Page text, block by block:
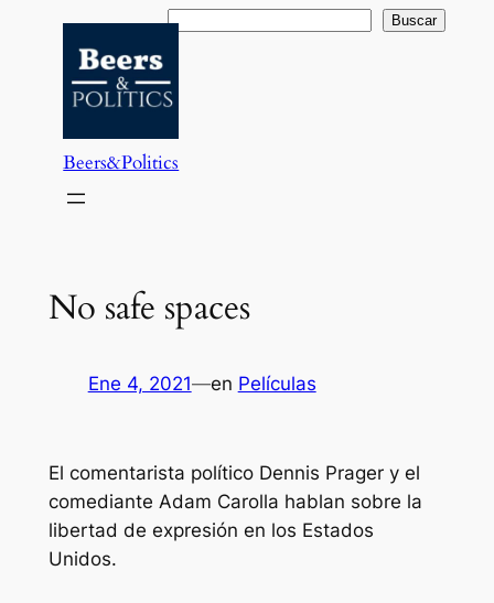
contenido
Buscar Buscar
Beers&Politics
No safe spaces
Ene 4, 2021—en Películas
El comentarista político Dennis Prager y el
comediante Adam Carolla hablan sobre la
libertad de expresión en los Estados
Unidos.